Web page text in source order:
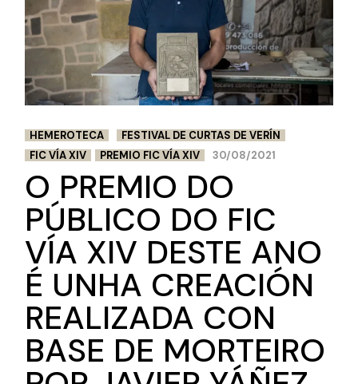
HEMEROTECA
FESTIVAL DE CURTAS DE VERÍN
FIC VÍA XIV
PREMIO FIC VÍA XIV 30/08/2021
O PREMIO DO
PÚBLICO DO FIC
VÍA XIV DESTE ANO
É UNHA CREACIÓN
REALIZADA CON
BASE DE MORTEIRO